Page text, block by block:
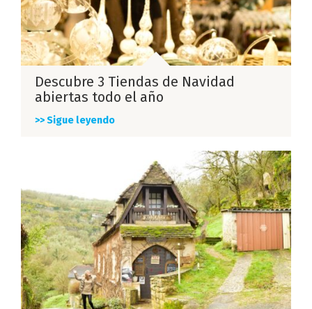
Descubre 3 Tiendas de Navidad
abiertas todo el año
>> Sigue leyendo